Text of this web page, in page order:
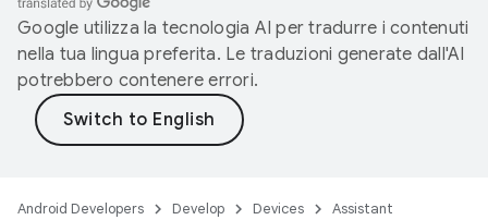
Google utilizza la tecnologia AI per tradurre i contenuti
nella tua lingua preferita. Le traduzioni generate dall'AI
potrebbero contenere errori.
Android Developers Develop Devices Assistant